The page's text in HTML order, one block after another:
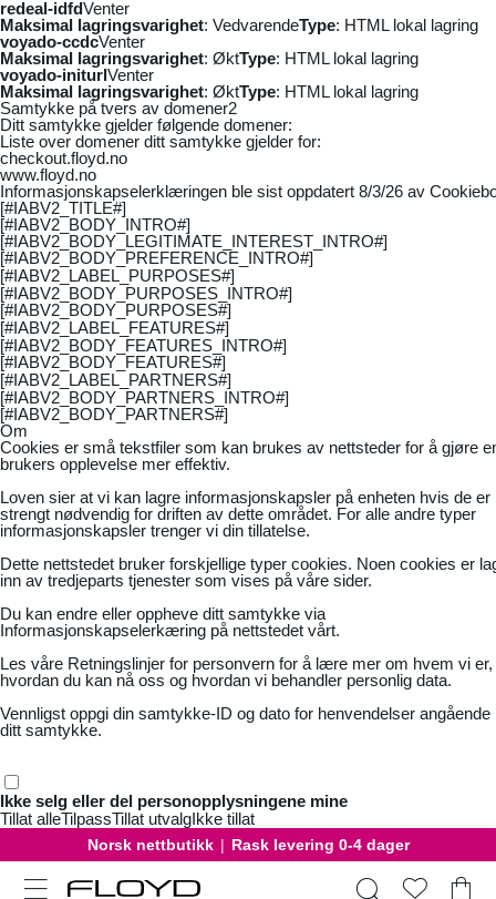
redeal-idfdVenter
Maksimal lagringsvarighet: VedvarendeType: HTML lokal lagring
voyado-ccdcVenter
Maksimal lagringsvarighet: ØktType: HTML lokal lagring
voyado-initurlVenter
Maksimal lagringsvarighet: ØktType: HTML lokal lagring
Samtykke på tvers av domener2
Ditt samtykke gjelder følgende domener:
Liste over domener ditt samtykke gjelder for:
checkout.floyd.no
www.floyd.no
Informasjonskapselerklæringen ble sist oppdatert 8/3/26 av
[#IABV2_TITLE#]
[#IABV2_BODY_INTRO#]
[#IABV2_BODY_LEGITIMATE_INTEREST_INTRO#]
[#IABV2_BODY_PREFERENCE_INTRO#]
[#IABV2_LABEL_PURPOSES#]
[#IABV2_BODY_PURPOSES_INTRO#]
[#IABV2_BODY_PURPOSES#]
[#IABV2_LABEL_FEATURES#]
[#IABV2_BODY_FEATURES_INTRO#]
[#IABV2_BODY_FEATURES#]
[#IABV2_LABEL_PARTNERS#]
[#IABV2_BODY_PARTNERS_INTRO#]
[#IABV2_BODY_PARTNERS#]
Om
Cookies er små tekstfiler som kan brukes av nettsteder for å gjøre
brukers opplevelse mer effektiv.
Loven sier at vi kan lagre informasjonskapsler på enheten hvis de er
strengt nødvendig for driften av dette området. For alle andre typer
informasjonskapsler trenger vi din tillatelse.
Dette nettstedet bruker forskjellige typer cookies. Noen cookies er
inn av tredjeparts tjenester som vises på våre sider.
Du kan endre eller oppheve ditt samtykke via
Informasjonskapselerkæring på nettstedet vårt.
Les våre Retningslinjer for personvern for å lære mer om hvem vi er,
hvordan du kan nå oss og hvordan vi behandler personlig data.
Vennligst oppgi din samtykke-ID og dato for henvendelser angående
ditt samtykke.
Ikke selg eller del personopplysningene mine
Tillat alleTilpassTillat utvalgIkke tillat
Norsk nettbutikk | Rask levering 0-4 dager